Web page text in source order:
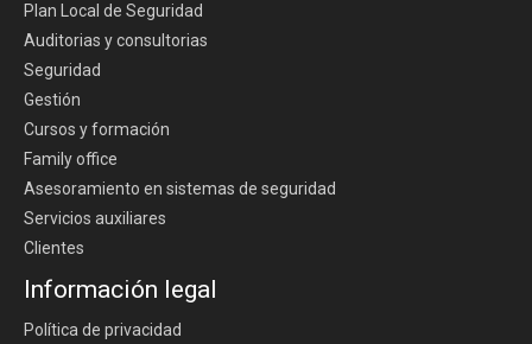
Plan Local de Seguridad
Auditorias y consultorias
Seguridad
Gestión
Cursos y formación
Family office
Asesoramiento en sistemas de seguridad
Servicios auxiliares
Clientes
Información legal
Política de privacidad